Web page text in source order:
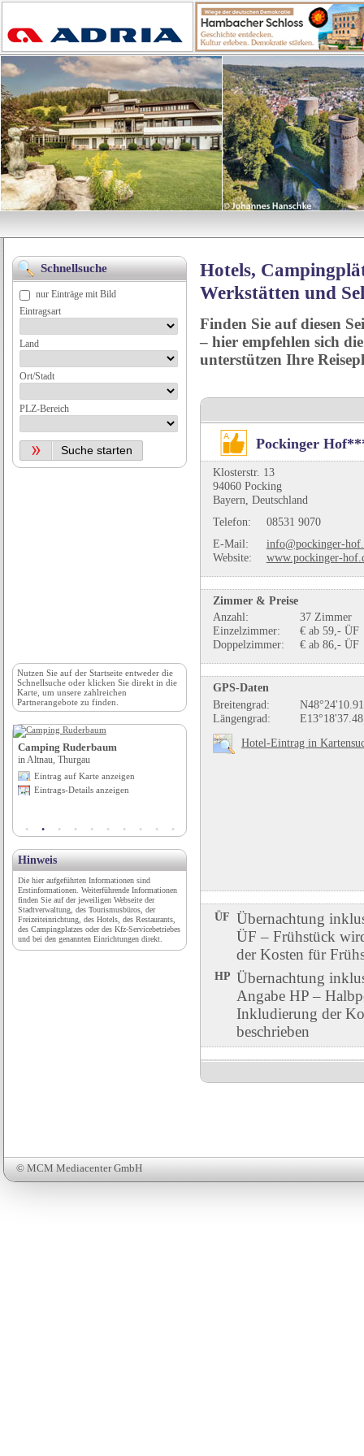
Hotels,
Werkstätten und
Finden Sie auf diesen
– hier empfehlen sich
unterstützen Ihre
Pockinger
Klosterstr. 13
94060 Pocking
Bayern, Deutschland
Telefon:
08531 9070
E-Mail:
info@pockinger-
Website:
www.pockinger-
Zimmer & Preise
Anzahl:
37 Zimmer
Einzelzimmer:
€ ab 59,- ÜF
Doppelzimmer:
€ ab 86,- ÜF
GPS-Daten
Breitengrad:
N48°24'10.91
Längengrad:
E13°18'37.48
Hotel-Eintrag in
ÜF Übernachtung
ÜF – Frühstück
der Kosten für
HP Übernachtung
Angabe HP –
Inkludierung der
beschrieben
© MCM Mediacenter GmbH
Schnellsuche
nur Einträge mit Bild
Eintragsart
Land
Ort/Stadt
PLZ-Bereich
Nutzen Sie auf der Startseite entweder die
Schnellsuche oder klicken Sie direkt in die
Karte, um unsere zahlreichen
Partnerangebote zu finden.
Camping Ruderbaum
in Altnau, Thurgau
Eintrag auf Karte anzeigen
Eintrags-Details anzeigen
Osterburg Weida
Hinweis
Die hier aufgeführten Informationen sind
Erstinformationen. Weiterführende Informationen
finden Sie auf der jeweiligen Webseite der
Stadtverwaltung, des Tourismusbüros, der
Freizeiteinrichtung, des Hotels, des Restaurants,
des Campingplatzes oder des Kfz-Servicebetriebes
und bei den genannten Einrichtungen direkt.